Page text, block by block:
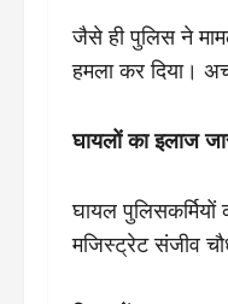
जैसे ही पुलिस ने
हमला कर दिया।
घायलों का इलाज
घायल
मजिस्ट्रेट संजीव